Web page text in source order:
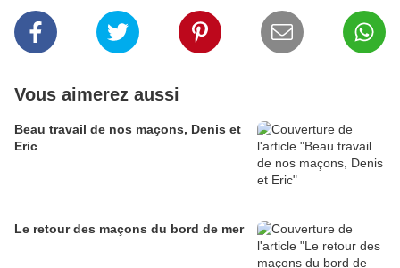
Vous aimerez aussi
Beau travail de nos maçons, Denis et
Eric
Le retour des maçons du bord de mer